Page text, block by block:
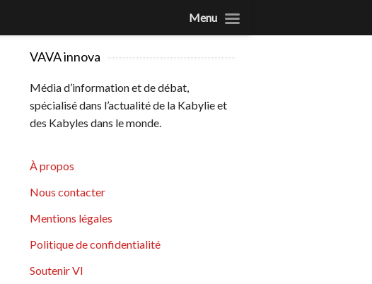
VAVA innova
Média d’information et de débat,
spécialisé dans l’actualité de la Kabylie et
des Kabyles dans le monde.
À propos
Nous contacter
Mentions légales
Politique de confidentialité
Soutenir VI
Menu